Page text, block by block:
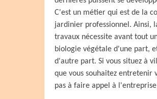
C'est un métier qui est de la
jardinier professionnel. Ainsi,
travaux nécessite avant tout
biologie végétale d'une part,
d'autre part. Si vous situez à
que vous souhaitez entretenir
pas à faire appel à